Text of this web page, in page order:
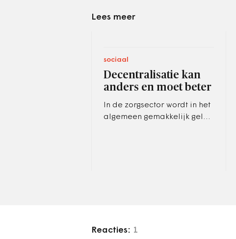
Lees meer
sociaal
Decentralisatie kan
anders en moet beter
In de zorgsector wordt in het
algemeen gemakkelijk geld
Reacties: 1